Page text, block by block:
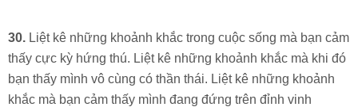
30. Liệt kê những khoảnh khắc trong cuộc sống mà bạn cảm
thấy cực kỳ hứng thú. Liệt kê những khoảnh khắc mà khi đó
bạn thấy mình vô cùng có thần thái. Liệt kê những khoảnh
khắc mà bạn cảm thấy mình đang đứng trên đỉnh vinh